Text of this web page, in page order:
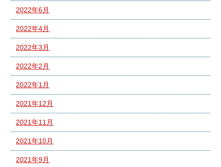
2022年6月
2022年4月
2022年3月
2022年2月
2022年1月
2021年12月
2021年11月
2021年10月
2021年9月